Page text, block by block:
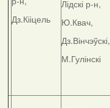
Дз.Кііцель
Лідскі р-н,
Ю.Квач,
Дз.Вінчэўскі,
М.Гулінскі